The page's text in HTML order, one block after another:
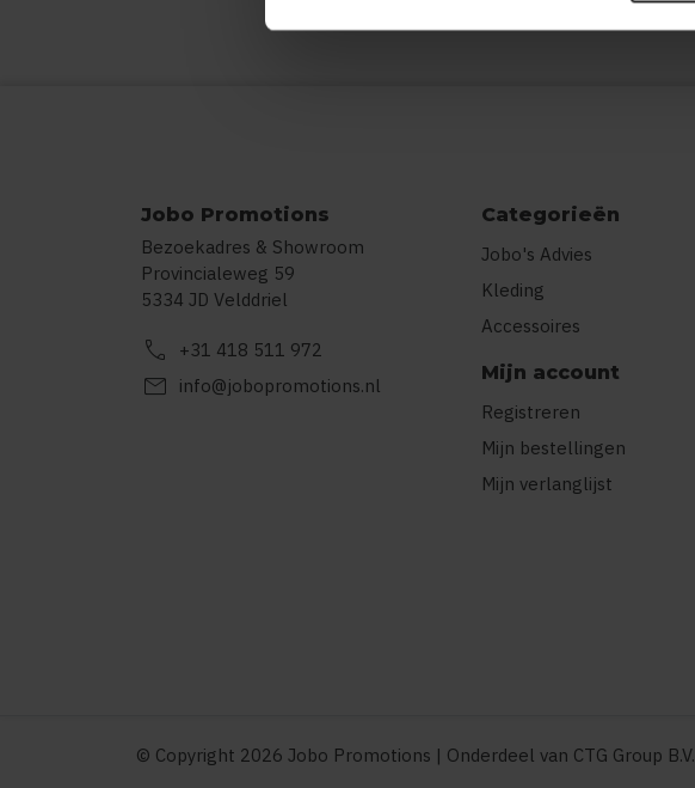
Jobo Promotions
Bezoekadres & Showroom
Provincialeweg 59
5334 JD Velddriel
call +31 418 511 972
mail info@jobopromotions.nl
Categorieën
Jobo's Advies
Kleding
Accessoires
Mijn account
Registreren
Mijn bestellingen
Mijn verlanglijst
© Copyright 2026 Jobo Promotions | Onderdeel van CTG Group B.V.